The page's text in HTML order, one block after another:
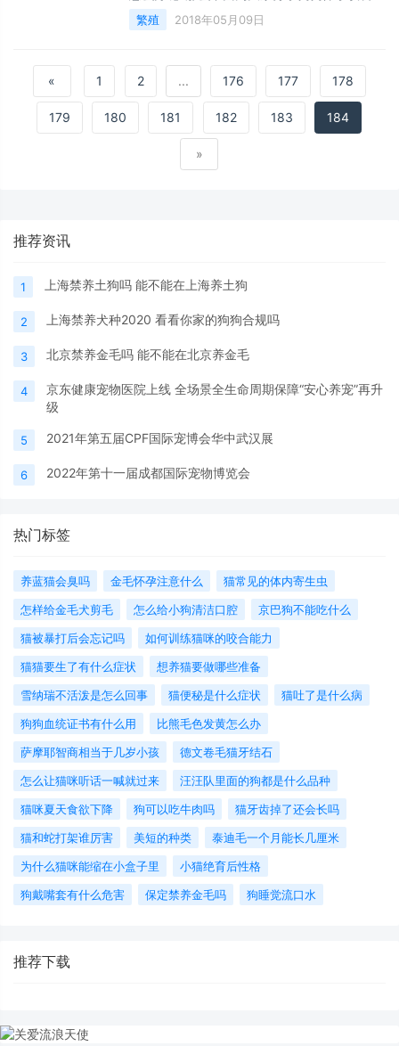
分娩注意内容。 狗狗怀孕饮食到分娩注意
内容： 1、每天保
繁殖 2018年05月09日
« 1 2 ... 176 177 178
179 180 181 182 183 184
»
推荐资讯
1 上海禁养土狗吗 能不能在上海养土狗
2 上海禁养犬种2020 看看你家的狗狗合规吗
3 北京禁养金毛吗 能不能在北京养金毛
4
京东健康宠物医院上线 全场景全生命周期保障“安心养宠”再升
级
5 2021年第五届CPF国际宠博会华中武汉展
6 2022年第十一届成都国际宠物博览会
热门标签
养蓝猫会臭吗 金毛怀孕注意什么
猫常见的体内寄生虫
怎样给金毛犬剪毛
怎么给小狗清洁口腔
京巴狗不能吃什么
猫被暴打后会忘记吗
如何训练猫咪的咬合能力
猫猫要生了有什么症状
想养猫要做哪些准备
​雪纳瑞不活泼是怎么回事
猫便秘是什么症状
猫吐了是什么病
狗狗血统证书有什么用
比熊毛色发黄怎么办
萨摩耶智商相当于几岁小孩
德文卷毛猫牙结石
怎么让猫咪听话一喊就过来
汪汪队里面的狗都是什么品种
猫咪夏天食欲下降
狗可以吃牛肉吗
猫牙齿掉了还会长吗
猫和蛇打架谁厉害
美短的种类
泰迪毛一个月能长几厘米
为什么猫咪能缩在小盒子里
小猫绝育后性格
狗戴嘴套有什么危害
保定禁养金毛吗 狗睡觉流口水
推荐下载